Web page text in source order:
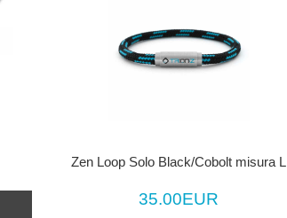
Zen Loop Solo Black/Cobolt misura L
35.00EUR